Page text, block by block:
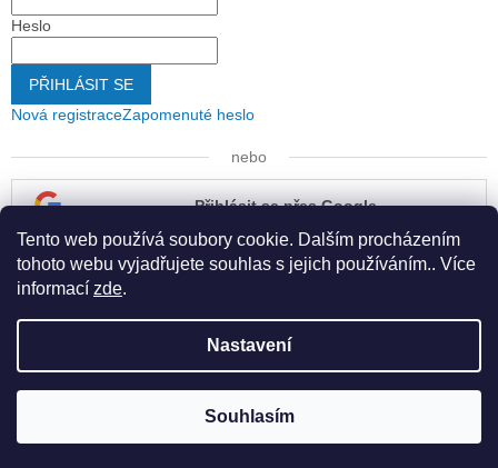
Tento web používá soubory cookie. Dalším procházením
tohoto webu vyjadřujete souhlas s jejich používáním.. Více
informací zde.
Nastavení
Souhlasím
Heslo
PŘIHLÁSIT SE
Nová registraceZapomenuté heslo
nebo
Přihlásit se přes Google
Přihlásit se přes Seznam
Vytvořil Shoptet
Kapona s.r.o.. Všechna práva vyhrazena.